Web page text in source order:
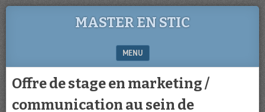
MASTER EN STIC
MENU
Offre de stage en marketing /
communication au sein de